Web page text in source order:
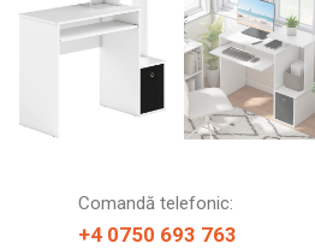
Comandă telefonic:
+4 0750 693 763